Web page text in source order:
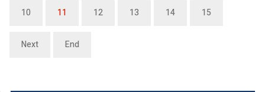
10 11 12 13 14 15
Next End